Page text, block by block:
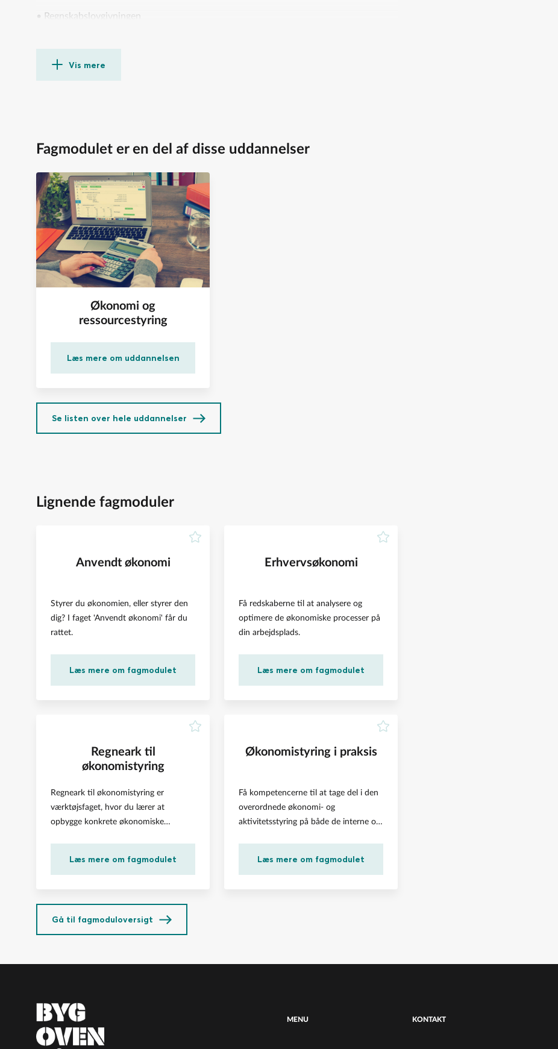
• Regnskabslovgivningen
• Værdiansættelse
Vis mere
Fagmodulet er en del af disse uddannelser
Økonomi og
ressourcestyring
Læs mere om uddannelsen
Se listen over hele uddannelser
Lignende fagmoduler
Anvendt økonomi
Styrer du økonomien, eller styrer den
dig? I faget 'Anvendt økonomi' får du
rattet.
Læs mere om fagmodulet
Erhvervsøkonomi
Få redskaberne til at analysere og
optimere de økonomiske processer på
din arbejdsplads.
Læs mere om fagmodulet
Regneark til
økonomistyring
Regneark til økonomistyring er
værktøjsfaget, hvor du lærer at
opbygge konkrete økonomiske
Læs mere om fagmodulet
Økonomistyring i praksis
Få kompetencerne til at tage del i den
overordnede økonomi- og
aktivitetsstyring på både de interne og
Læs mere om fagmodulet
Gå til fagmoduloversigt
MENU KONTAKT